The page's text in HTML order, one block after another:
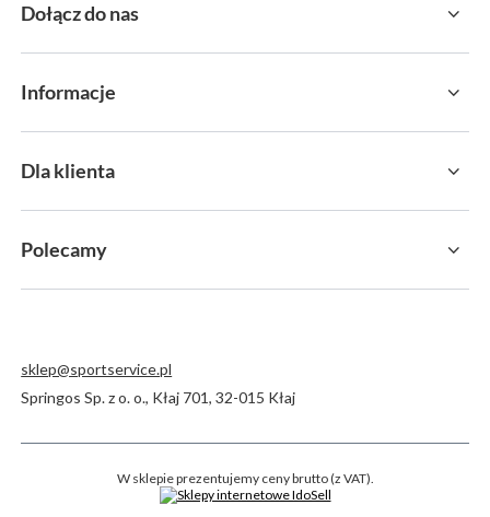
Dołącz do nas
Informacje
Dla klienta
Polecamy
sklep@sportservice.pl
Springos Sp. z o. o., Kłaj 701,32-015 Kłaj
W sklepie prezentujemy ceny brutto (z VAT).